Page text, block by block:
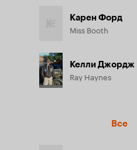
Карен Форд
Miss Booth
Келли Джордж
Ray Haynes
Все